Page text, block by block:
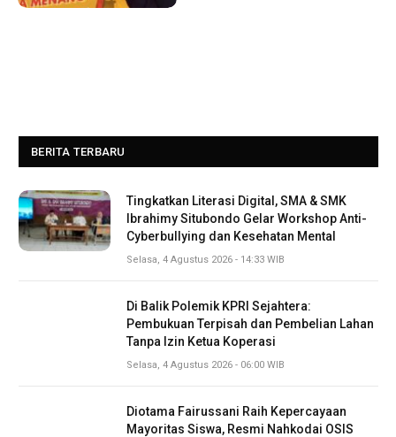
BERITA TERBARU
Tingkatkan Literasi Digital, SMA & SMK
Ibrahimy Situbondo Gelar Workshop Anti-
Cyberbullying dan Kesehatan Mental
Selasa, 4 Agustus 2026 - 14:33 WIB
Di Balik Polemik KPRI Sejahtera:
Pembukuan Terpisah dan Pembelian Lahan
Tanpa Izin Ketua Koperasi
Selasa, 4 Agustus 2026 - 06:00 WIB
Diotama Fairussani Raih Kepercayaan
Mayoritas Siswa, Resmi Nahkodai OSIS